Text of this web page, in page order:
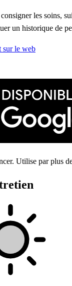
les soins,
un historique de
sur le web
Utilise par plus